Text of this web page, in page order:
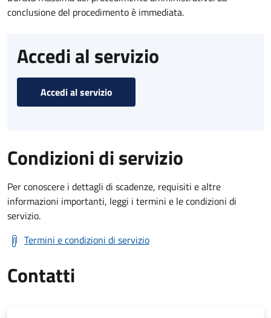
conclusione del procedimento è immediata.
Accedi al servizio
Accedi al servizio
Condizioni di servizio
Per conoscere i dettagli di scadenze, requisiti e altre
informazioni importanti, leggi i termini e le condizioni di
servizio.
Termini e condizioni di servizio
Contatti